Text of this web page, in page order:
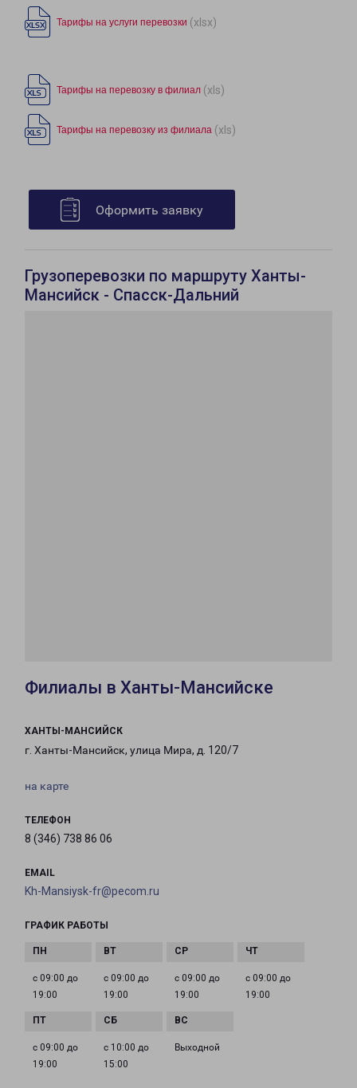
Тарифы на услуги перевозки (xlsx)
Тарифы на перевозку в филиал (xls)
Тарифы на перевозку из филиала (xls)
Оформить заявку
Грузоперевозки по маршруту Ханты-
Мансийск - Спасск-Дальний
Филиалы в Ханты-Мансийске
ХАНТЫ-МАНСИЙСК
г. Ханты-Мансийск, улица Мира, д. 120/7
на карте
ТЕЛЕФОН
8 (346) 738 86 06
EMAIL
Kh-Mansiysk-fr@pecom.ru
ГРАФИК РАБОТЫ
с 09:00 до
19:00
с 09:00 до
19:00
с 09:00 до
19:00
с 09:00 до
19:00
с 09:00 до
19:00
с 10:00 до
15:00
Выходной